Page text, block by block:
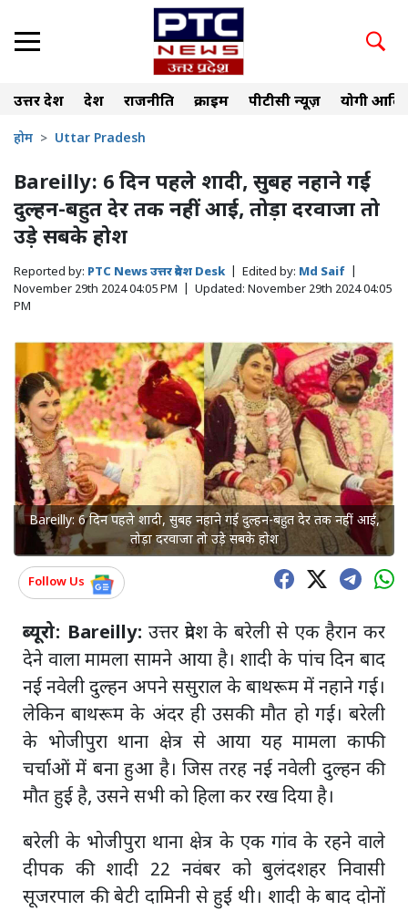
उत्तर प्रदेश देश राजनीति क्राइम पीटीसी न्यूज़ योगी
होम Uttar Pradesh
Bareilly: 6 दिन पहले शादी, सुबह नहाने गई
दुल्हन-बहुत देर तक नहीं आई, तोड़ा दरवाजा तो
उड़े सबके होश
Reported by: PTC News उत्तर प्रदेश Desk Edited by: Md Saif
November 29th 2024 04:05 PM
Updated: November 29th 2024 04:05
PM
Bareilly: 6 दिन पहले शादी, सुबह नहाने गई दुल्हन-बहुत देर तक नहीं आई,
तोड़ा दरवाजा तो उड़े सबके होश
Follow Us
ब्यूरो: Bareilly: उत्तर प्रदेश के बरेली से एक हैरान कर
देने वाला मामला सामने आया है। शादी के पांच दिन बाद
नई नवेली दुल्हन अपने ससुराल के बाथरूम में नहाने गई।
लेकिन बाथरूम के अंदर ही उसकी मौत हो गई। बरेली
के भोजीपुरा थाना क्षेत्र से आया यह मामला काफी
चर्चाओं में बना हुआ है। जिस तरह नई नवेली दुल्हन की
मौत हुई है, उसने सभी को हिला कर रख दिया है।
बरेली के भोजीपुरा थाना क्षेत्र के एक गांव के रहने वाले
दीपक की शादी 22 नवंबर को बुलंदशहर निवासी
सूजरपाल की बेटी दामिनी से हुई थी। शादी के बाद दोनों